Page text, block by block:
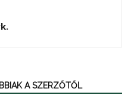
A SZERZŐTŐL